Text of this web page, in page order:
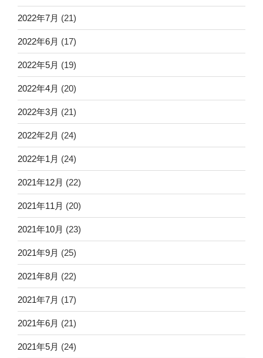
2022年7月 (21)
2022年6月 (17)
2022年5月 (19)
2022年4月 (20)
2022年3月 (21)
2022年2月 (24)
2022年1月 (24)
2021年12月 (22)
2021年11月 (20)
2021年10月 (23)
2021年9月 (25)
2021年8月 (22)
2021年7月 (17)
2021年6月 (21)
2021年5月 (24)